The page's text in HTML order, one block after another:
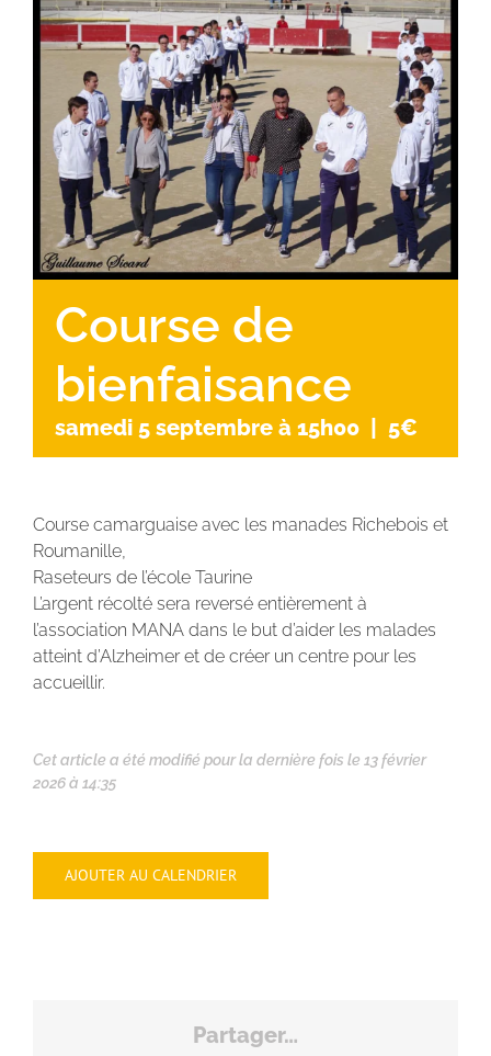
Course de
bienfaisance
samedi 5 septembre à 15h00 5€
Course camarguaise avec les manades Richebois et
Roumanille,
Raseteurs de l’école Taurine
L’argent récolté sera reversé entièrement à
l’association MANA dans le but d’aider les malades
atteint d’Alzheimer et de créer un centre pour les
accueillir.
Cet article a été modifié pour la dernière fois le 13 février
2026 à 14:35
AJOUTER AU CALENDRIER
Partager…